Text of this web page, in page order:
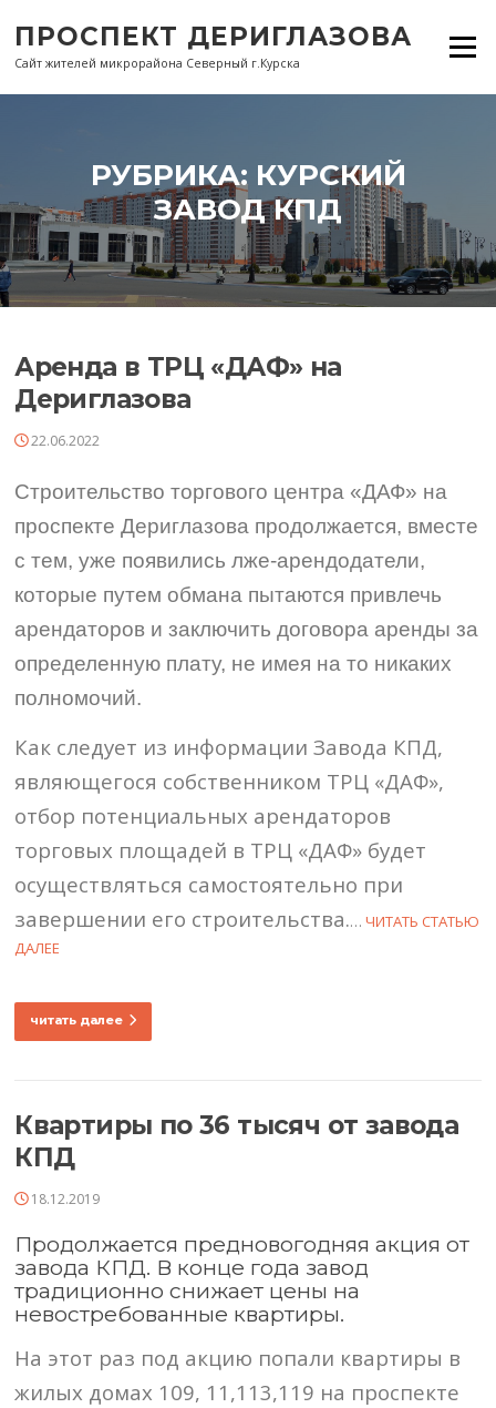
содержанию
ПРОСПЕКТ ДЕРИГЛАЗОВА
Сайт жителей микрорайона Северный г.Курска
Меню
РУБРИКА: КУРСКИЙ
ЗАВОД КПД
Аренда в ТРЦ «ДАФ» на
Дериглазова
22.06.2022
Строительство торгового центра «ДАФ» на
проспекте Дериглазова продолжается, вместе
с тем, уже появились лже-арендодатели,
которые путем обмана пытаются привлечь
арендаторов и заключить договора аренды за
определенную плату, не имея на то никаких
полномочий.
Как следует из информации Завода КПД,
являющегося собственником ТРЦ «ДАФ»,
отбор потенциальных арендаторов
торговых площадей в ТРЦ «ДАФ» будет
осуществляться самостоятельно при
завершении его строительства.…ЧИТАТЬ СТАТЬЮ
ДАЛЕЕ
читать далее
Квартиры по 36 тысяч от завода
КПД
18.12.2019
Продолжается предновогодняя акция от
завода КПД. В конце года завод
традиционно снижает цены на
невостребованные квартиры.
На этот раз под акцию попали квартиры в
жилых домах 109, 11,113,119 на проспекте